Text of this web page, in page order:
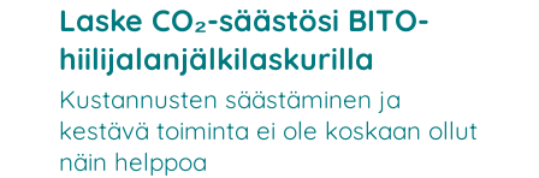
Laske CO₂-säästösi BITO-
hiilijalanjälkilaskurilla
Kustannusten säästäminen ja
kestävä toiminta ei ole koskaan ollut
näin helppoa